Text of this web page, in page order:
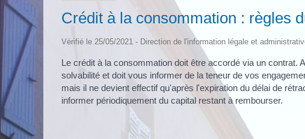
Crédit à la consommation : règles
Vérifié le 25/05/2021 - Direction de l'information légale et
Le crédit à la consommation doit être accordé via un contrat.
solvabilité et doit vous informer de la teneur de vos
mais il ne devient effectif qu'après l'expiration du délai de
informer périodiquement du capital restant à rembourser.